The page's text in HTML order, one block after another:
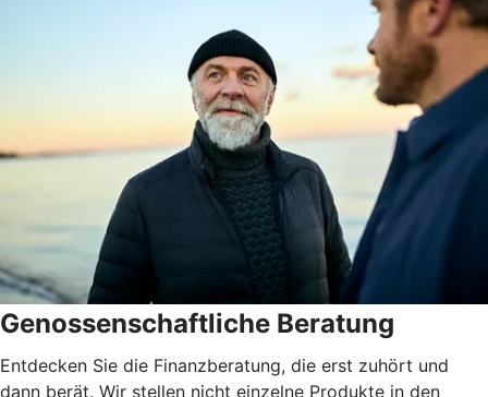
Genossenschaftliche Beratung
Entdecken Sie die Finanzberatung, die erst zuhört und
dann berät. Wir stellen nicht einzelne Produkte in den